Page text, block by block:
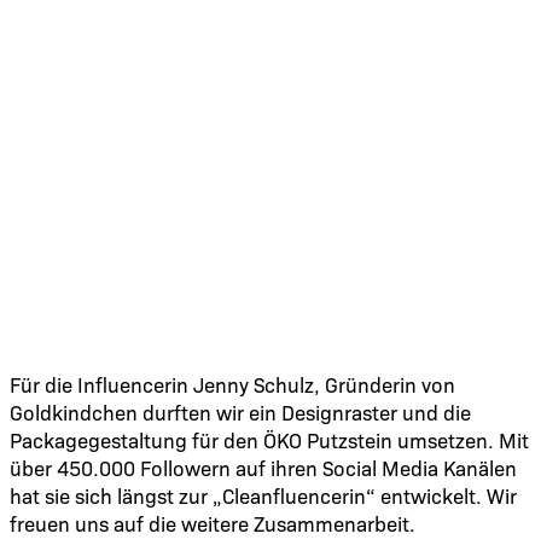
Für die Influencerin Jenny Schulz, Gründerin von
Goldkindchen durften wir ein Designraster und die
Packagegestaltung für den ÖKO Putzstein umsetzen. Mit
über 450.000 Followern auf ihren Social Media Kanälen
hat sie sich längst zur „Cleanfluencerin“ entwickelt. Wir
freuen uns auf die weitere Zusammenarbeit.